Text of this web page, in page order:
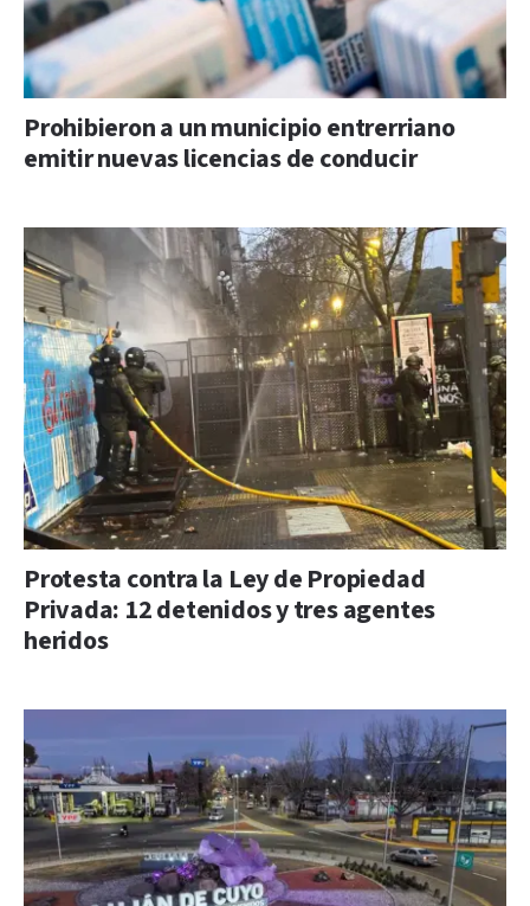
Prohibieron a un municipio entrerriano
emitir nuevas licencias de conducir
Protesta contra la Ley de Propiedad
Privada: 12 detenidos y tres agentes
heridos